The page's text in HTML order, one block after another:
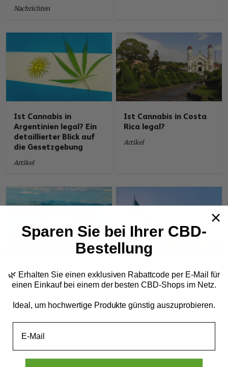
Nachrichten
Ist Cannabis in
Argentinien legal? Ein
detaillierter Blick auf
die Gesetzgebung
Artikel
Ist Cannabis in Costa
Rica legal?
Artikel
Ist Cannabis in
Brasilien legal?
Ist Cannabis in Mexiko
legal?
Sparen Sie bei Ihrer CBD-
Bestellung
🌿 Erhalten Sie einen exklusiven Rabattcode per E-Mail für
einen Einkauf bei einem der besten CBD-Shops im Netz.
Ideal, um hochwertige Produkte günstig auszuprobieren.
Email